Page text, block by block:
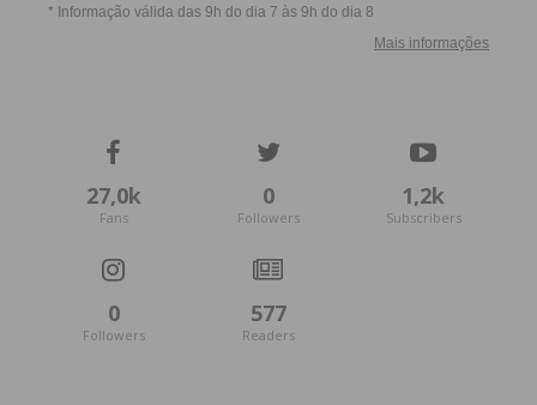
27,0k
Fans
0
Followers
1,2k
Subscribers
0
Followers
577
Readers